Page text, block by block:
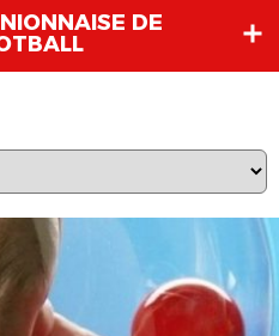
DE